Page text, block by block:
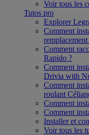
Voir tous les
Tutos pro
Explorer
Comment
Comment
Rapido ?
Comment
Drivia with
Comment
roulant
Comment
Comment
Installer et
Voir tous les